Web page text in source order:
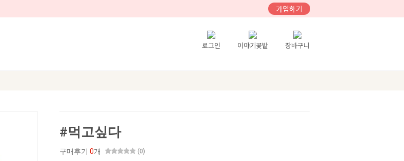
가입하기
로그인 이야기꽃밭 장바구니
#먹고싶다
구매후기 0개 (0)